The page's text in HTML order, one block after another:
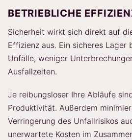
BETRIEBLICHE
Sicherheit wirkt sich direkt auf
Effizienz aus. Ein sicheres Lager
Unfälle, weniger
Ausfallzeiten.
Je reibungsloser Ihre Abläufe
Produktivität. Außerdem
Verringerung des Unfallrisikos
unerwartete Kosten im